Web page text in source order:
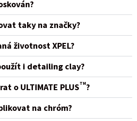
taky na značky?
životnost XPEL?
i detailing clay?
o ULTIMATE PLUSTM?
na chróm?